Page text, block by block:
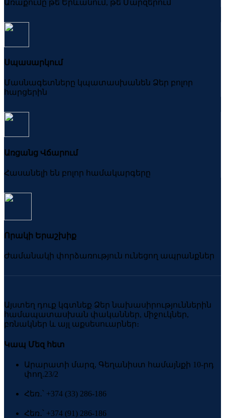
Առաքումը թե Երևանում, թե Մարզերում
Սպասարկում
Մասնագետները կպատասխանեն Ձեր բոլոր
հարցերին
Առցանց Վճարում
Հասանելի են բոլոր համակարգերը
Որակի Երաշխիք
Ժամանակի փորձառություն ունեցող ապրանքներ
Այստեղ դուք կգտնեք Ձեր նախասիրություններին
համապատասխան փականներ, միջուկներ,
բռնակներ և այլ աքսեսուարներ։
Կապ Մեզ հետ
Արարատի մարզ, Գեղանիստ համայնքի 10-րդ
փող.23/2
Հեռ․՝ +374 (33) 286-186
Հեռ․՝ +374 (91) 286-186